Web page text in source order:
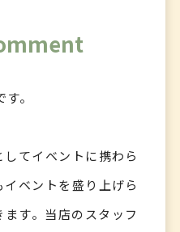
。
てイベントに携わら
ベントを盛り上げら
す。当店のスタッフ